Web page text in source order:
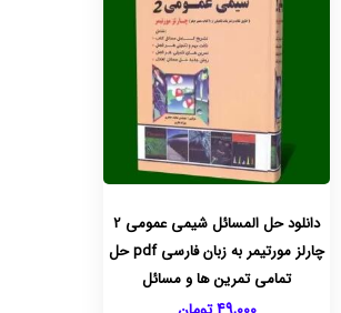
دانلود حل المسائل شیمی عمومی 2
چارلز مورتیمر به زبان فارسی pdf حل
تمامی تمرین ها و مسائل